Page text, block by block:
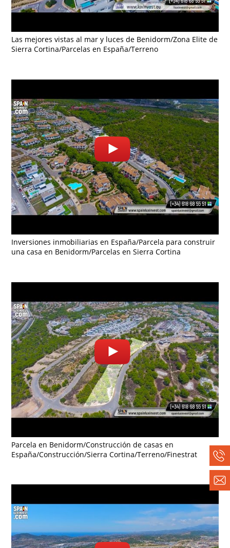
Las mejores vistas al mar y luces de Benidorm/Zona Elite de
Sierra Cortina/Parcelas en España/Terreno
Inversiones inmobiliarias en España/Parcela para construir
una casa en Benidorm/Parcelas en Sierra Cortina
Parcela en Benidorm/Construcción de casas en
España/Construcción/Sierra Cortina/Terreno/Finestrat